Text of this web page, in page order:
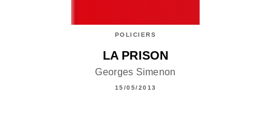
POLICIERS
LA PRISON
Georges Simenon
15/05/2013